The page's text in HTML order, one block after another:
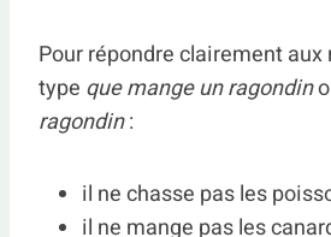
Pour répondre clairement aux
type que mange un ragondin
ragondin:
il ne chasse pas les
il ne mange pas les